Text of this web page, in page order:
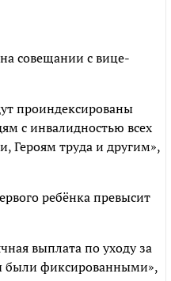
совещании с вице-
проиндексированы
с инвалидностью всех
Героям труда и другим»,
ребёнка превысит
выплата по уходу за
были фиксированными»,